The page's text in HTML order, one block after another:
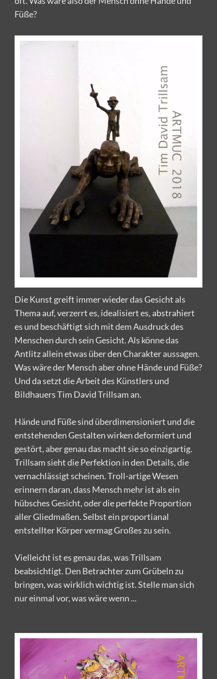
Füße?
Die Kunst greift immer wieder das Gesicht als
Thema auf, verzerrt es, idealisiert es, abstrahiert
es und beschäftigt sich mit dem Ausdruck des
Menschen durch sein Gesicht. Als könne das
Antlitz allein etwas über den Charakter aussagen.
Was wäre der Mensch aber ohne Hände und Füße?
Und da setzt die Arbeit des Künstlers und
Bildhauers Tim David Trillsam an.
Hände und Füße sind überdimensioniert und die
entstehenden Gestalten wirken deformiert und
gestört, aber genau das macht sie so einzigartig.
Trillsam sieht die Perfektion in den Details, die
vernachlässigt scheinen. Troll-artige Wesen
erinnern daran, dass Mensch mehr ist als ein
hübsches Gesicht, oder die perfekte Proportion
aller Gliedmaßen. Selbst ein proportianal
entstellter Körper vermag Großes zu sein.
Vielleicht ist es genau das, was Trillsam
beabsichtigt. Den Betrachter zum Grübeln zu
bringen, was wirklich wichtig ist. Stelle man sich
nur einmal vor, was wäre wenn ...